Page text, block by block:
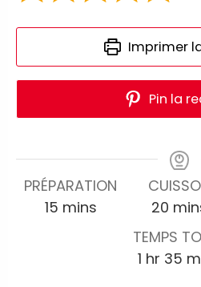
Imprimer
Pin la
PRÉPARATION
15 mins
20
TEMPS
1 hr 35